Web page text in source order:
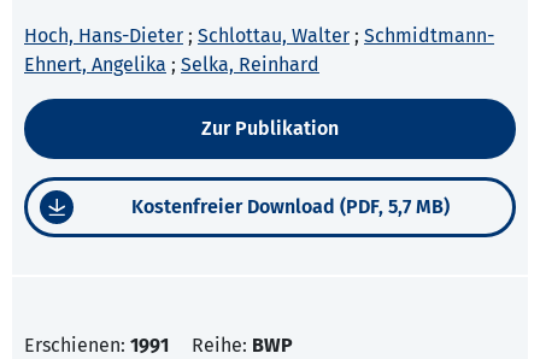
Hoch, Hans-Dieter ; Schlottau, Walter ; Schmidtmann-
Ehnert, Angelika ; Selka, Reinhard
Zur Publikation
Kostenfreier Download (PDF, 5,7 MB)
Erschienen: 1991 Reihe: BWP